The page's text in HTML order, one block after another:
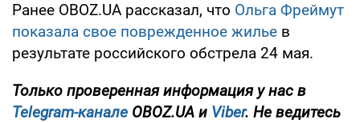
Ранее OBOZ.UA рассказал, что Ольга Фреймут
показала свое поврежденное жилье в
результате российского обстрела 24 мая.
Только проверенная информация у нас в
Telegram-канале OBOZ.UA и Viber. Не ведитесь